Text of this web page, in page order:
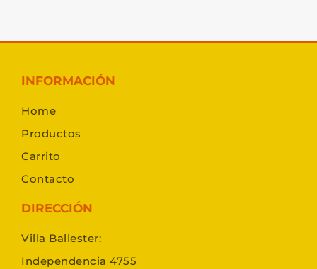
INFORMACIÓN
Home
Productos
Carrito
Contacto
DIRECCIÓN
Villa Ballester:
Independencia 4755